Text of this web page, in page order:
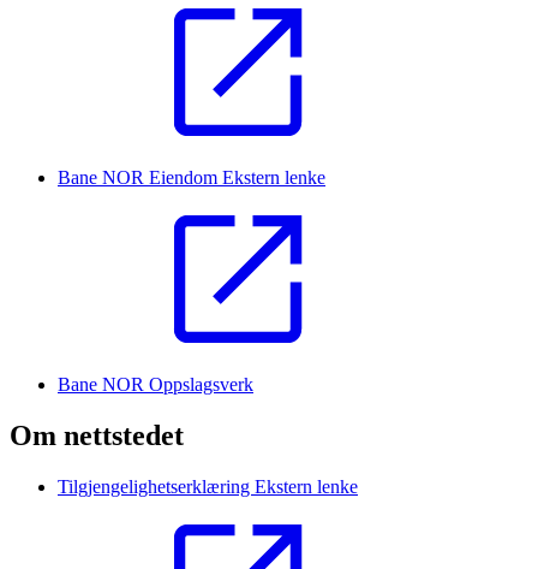
Bane NOR Eiendom Ekstern lenke
Bane NOR Oppslagsverk
Om nettstedet
Tilgjengelighetserklæring Ekstern lenke